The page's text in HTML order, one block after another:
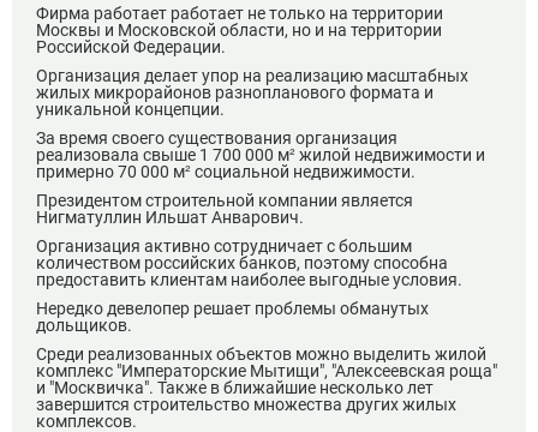
Фирма работает работает не только на территории
Москвы и Московской области, но и на территории
Российской Федерации.
Организация делает упор на реализацию масштабных
жилых микрорайонов разнопланового формата и
уникальной концепции.
За время своего существования организация
реализовала свыше 1 700 000 м² жилой недвижимости и
примерно 70 000 м² социальной недвижимости.
Президентом строительной компании является
Нигматуллин Ильшат Анварович.
Организация активно сотрудничает с большим
количеством российских банков, поэтому способна
предоставить клиентам наиболее выгодные условия.
Нередко девелопер решает проблемы обманутых
дольщиков.
Среди реализованных объектов можно выделить жилой
комплекс "Императорские Мытищи", "Алексеевская роща"
и "Москвичка". Также в ближайшие несколько лет
завершится строительство множества других жилых
комплексов.